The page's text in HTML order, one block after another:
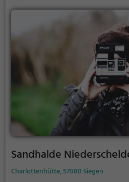
Sandhalde
Charlottenhütte, 57080 Siegen